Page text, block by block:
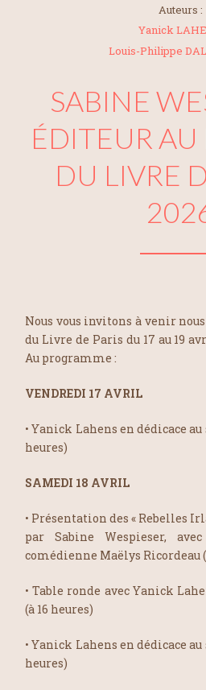
Auteurs :
Yanick
Louis-Philippe
SABINE
ÉDITEUR AU
DU LIVRE
Nous vous invitons à venir
du Livre de Paris du 17 au 19
Au programme :
VENDREDI 17 AVRIL
• Yanick Lahens en dédicace au
heures)
SAMEDI 18 AVRIL
• Présentation des « Rebelles
par Sabine Wespieser,
comédienne Maëlys Ricordeau
• Table ronde avec Yanick
(à 16 heures)
• Yanick Lahens en dédicace au
heures)